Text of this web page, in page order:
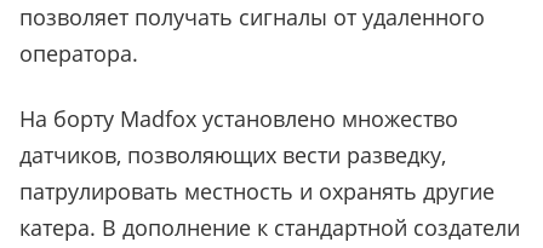
позволяет получать сигналы от удаленного
оператора.
На борту Madfox установлено множество
датчиков, позволяющих вести разведку,
патрулировать местность и охранять другие
катера. В дополнение к стандартной создатели